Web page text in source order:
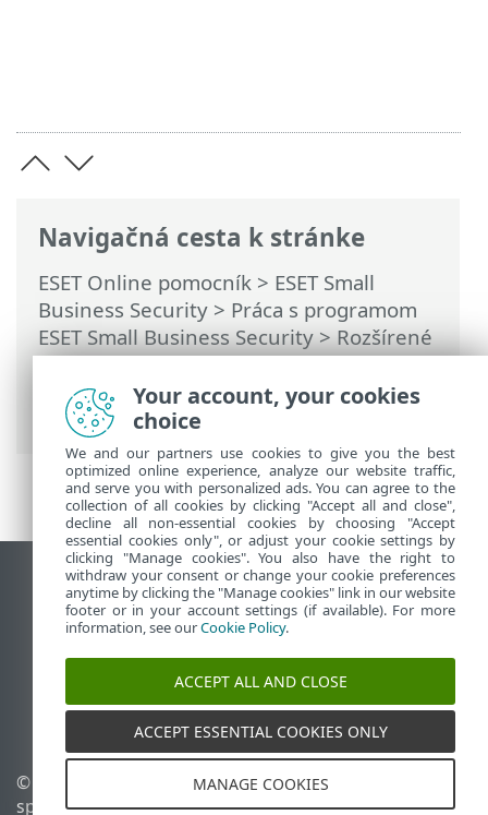
Navigačná cesta k stránke
ESET Online pomocník > ESET Small
Business Security > Práca s programom
ESET Small Business Security>Rozšírené
nastavenia>Kontroly>Systém HIPS –
Host Intrusion Prevention System>
Manažment pravidiel HIPS
Zobraziť stránku ako na počítači
End of Life
Databáza znalostí ESET
ESET Fórum
ESET Status Portal
Technická podpora
© 1992 - 2026 ESET,
spol. s r. o. Všetky práva
Spravovať súbory cookie
Zásady používania súborov
Your account, your cookies
choice
We and our partners use cookies to give you the best
optimized online experience, analyze our website traffic,
and serve you with personalized ads. You can agree to the
collection of all cookies by clicking "Accept all and close",
decline all non-essential cookies by choosing "Accept
essential cookies only", or adjust your cookie settings by
clicking "Manage cookies". You also have the right to
withdraw your consent or change your cookie preferences
anytime by clicking the "Manage cookies" link in our website
footer or in your account settings (if available). For more
information, see ourCookie Policy.
ACCEPT ALL AND CLOSE
ACCEPT ESSENTIAL COOKIES ONLY
MANAGE COOKIES